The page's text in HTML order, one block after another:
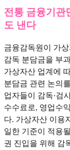
전통 금융기관
도 낸다
금융감독원이 가
감독 분담금을 부
가상자산 업계에
분담금 관련 논의
업자들이 감독·검
수수료로, 영업수
다. 가상자산 이용
일한 기준이 적용
권 진입을 위해 감